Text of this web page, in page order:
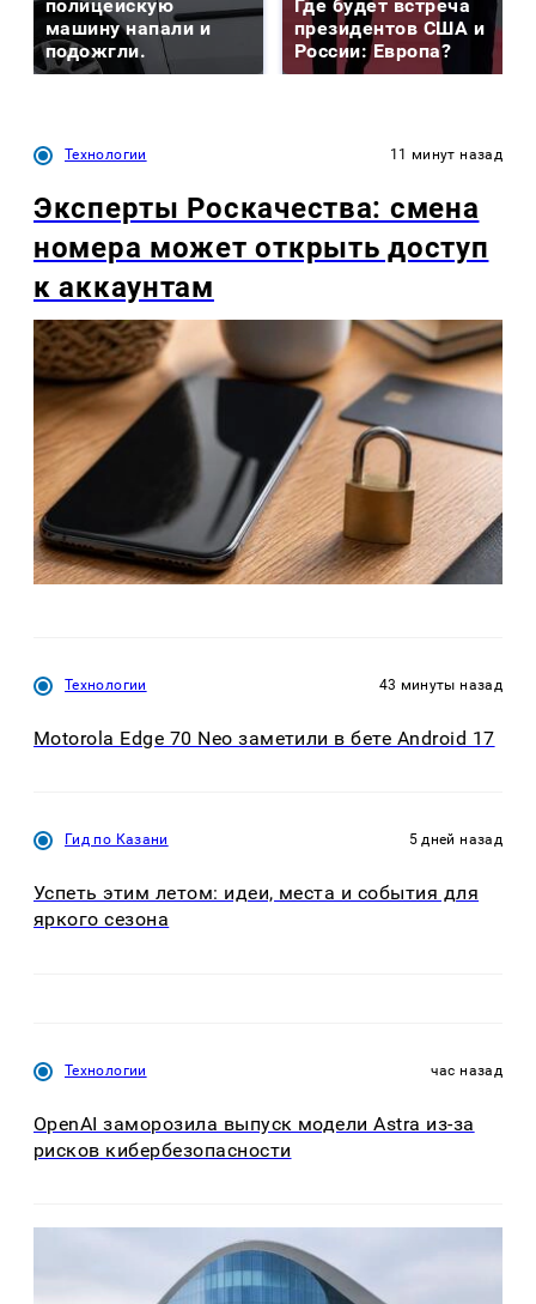
полицейскую
машину напали и
подожгли.
Где будет встреча
президентов США и
России: Европа?
Технологии 11 минут назад
Эксперты Роскачества: смена
номера может открыть доступ
к аккаунтам
Технологии 43 минуты назад
Motorola Edge 70 Neo заметили в бете Android 17
Гид по Казани 5 дней назад
Успеть этим летом: идеи, места и события для
яркого сезона
Технологии час назад
OpenAI заморозила выпуск модели Astra из-за
рисков кибербезопасности